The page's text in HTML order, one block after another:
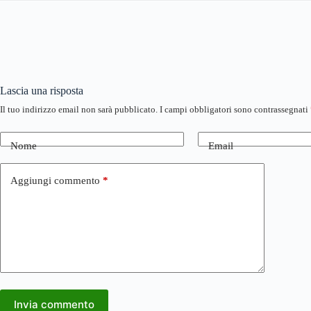
Lascia una risposta
Il tuo indirizzo email non sarà pubblicato. I campi obbligatori sono contrassegnati
Nome Email
Aggiungi commento *
Invia commento